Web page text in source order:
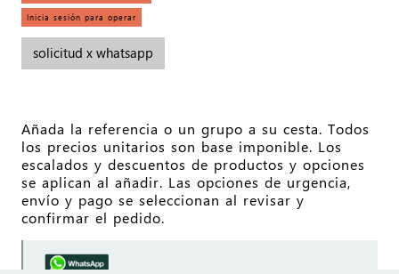
Inicia sesión para operar
solicitud x whatsapp
Añada la referencia o un grupo a su cesta. Todos
los precios unitarios son base imponible. Los
escalados y descuentos de productos y opciones
se aplican al añadir. Las opciones de urgencia,
envío y pago se seleccionan al revisar y
confirmar el pedido.